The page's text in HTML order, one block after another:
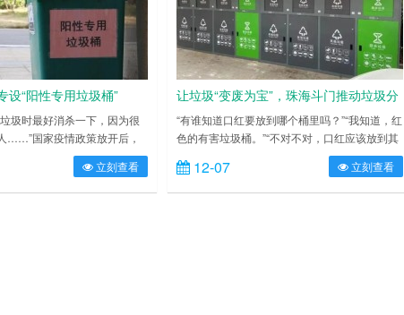
设“阳性专用垃圾桶”
圾时最好消杀一下，因为很
……”国家疫情政策放开后，
的感染风险，是社会关注关心
，在汨罗市西湖首府小区，
时，发现进门口多了一个垃圾
立刻查看
让垃圾“变废为宝”，珠海斗门推动垃圾分
类进村居
“有谁知道口红要放到哪个桶里吗？”“我知道，红
色的有害垃圾桶。”“不对不对，口红应该放到其
他垃圾桶！”这是从珠海市斗门区马山村委会会
议室传出的一段有关垃圾分类知识的有趣问答。
近日，斗门区乾务镇垃圾分类办联合马山村村委
12-07 立刻查看